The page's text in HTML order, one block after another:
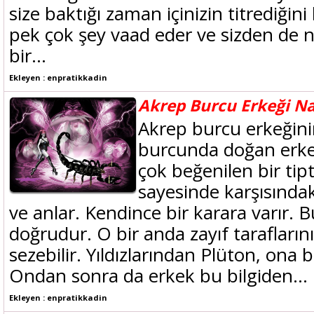
size baktığı zaman içinizin
pek çok şey vaad eder ve sizden de
bir...
Ekleyen : enpratikkadin
Akrep Burcu Erkeği
Akrep burcu
burcunda doğan
çok beğenilen bir
sayesinde
ve anlar. Kendince bir karara varır.
doğrudur. O bir anda zayıf
sezebilir. Yıldızlarından Plüton,
Ondan sonra da erkek bu bilgiden...
Ekleyen : enpratikkadin